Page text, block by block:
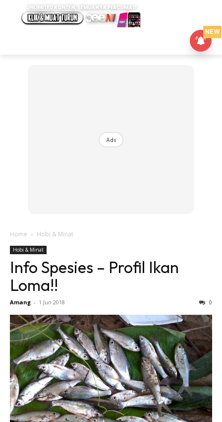
Ads
Home Hobi & Minat
Hobi & Minat
Info Spesies – Profil Ikan
Loma!!
Amang - 1 Jun 2018 0
NEW